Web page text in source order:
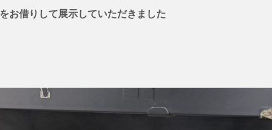
お借りして展示していただきました